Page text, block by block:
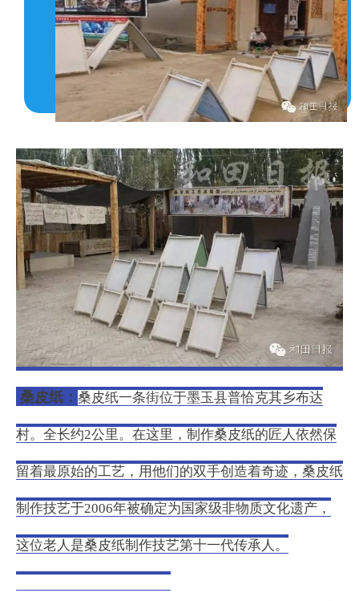
桑皮纸： 桑皮纸一条街位于墨玉县普恰克其乡布达
村。全长约2公里。在这里，制作桑皮纸的匠人依然保
留着最原始的工艺，用他们的双手创造着奇迹，桑皮纸
制作技艺于2006年被确定为国家级非物质文化遗产，
这位老人是桑皮纸制作技艺第十一代传承人。